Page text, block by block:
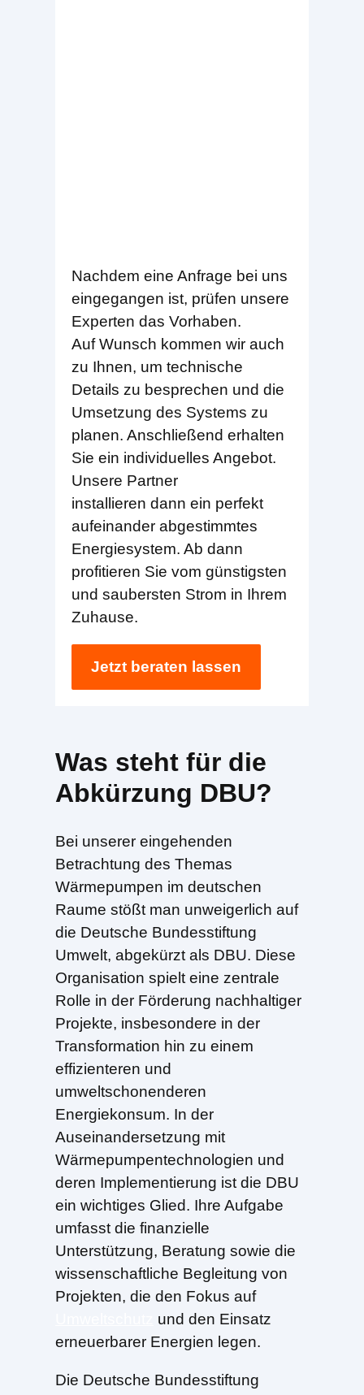
Nachdem eine Anfrage bei uns
eingegangen ist, prüfen unsere
Experten das Vorhaben.
Auf Wunsch kommen wir auch
zu Ihnen, um technische
Details zu besprechen und die
Umsetzung des Systems zu
planen. Anschließend erhalten
Sie ein individuelles Angebot.
Unsere Partner
installieren dann ein perfekt
aufeinander abgestimmtes
Energiesystem. Ab dann
profitieren Sie vom günstigsten
und saubersten Strom in Ihrem
Zuhause.
Jetzt beraten lassen
Was steht für die
Abkürzung DBU?
Bei unserer eingehenden
Betrachtung des Themas
Wärmepumpen im deutschen
Raume stößt man unweigerlich auf
die Deutsche Bundesstiftung
Umwelt, abgekürzt als DBU. Diese
Organisation spielt eine zentrale
Rolle in der Förderung nachhaltiger
Projekte, insbesondere in der
Transformation hin zu einem
effizienteren und
umweltschonenderen
Energiekonsum. In der
Auseinandersetzung mit
Wärmepumpentechnologien und
deren Implementierung ist die DBU
ein wichtiges Glied. Ihre Aufgabe
umfasst die finanzielle
Unterstützung, Beratung sowie die
wissenschaftliche Begleitung von
Projekten, die den Fokus auf
und den Einsatz
erneuerbarer Energien legen.
Die Deutsche Bundesstiftung